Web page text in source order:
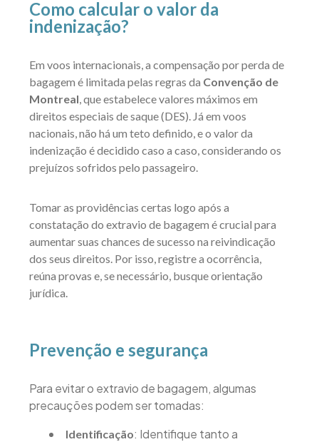
Como calcular o valor da
indenização?
Em voos internacionais, a compensação por perda de
bagagem é limitada pelas regras da Convenção de
Montreal, que estabelece valores máximos em
direitos especiais de saque (DES). Já em voos
nacionais, não há um teto definido, e o valor da
indenização é decidido caso a caso, considerando os
prejuízos sofridos pelo passageiro.
Tomar as providências certas logo após a
constatação do extravio de bagagem é crucial para
aumentar suas chances de sucesso na reivindicação
dos seus direitos. Por isso, registre a ocorrência,
reúna provas e, se necessário, busque orientação
jurídica.
Prevenção e segurança
Para evitar o extravio de bagagem, algumas
precauções podem ser tomadas:
Identificação: Identifique tanto a